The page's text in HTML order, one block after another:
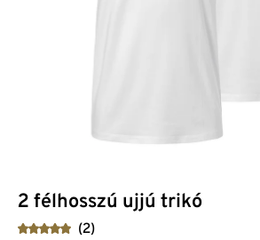
2 félhosszú ujjú trikó
(2)